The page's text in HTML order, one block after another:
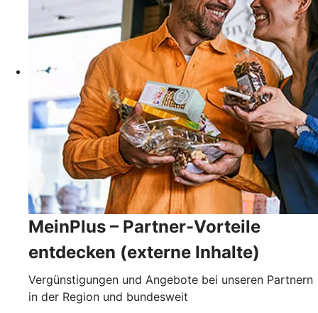
MeinPlus – Partner-Vorteile
entdecken (externe Inhalte)
Vergünstigungen und Angebote bei unseren Partnern
in der Region und bundesweit